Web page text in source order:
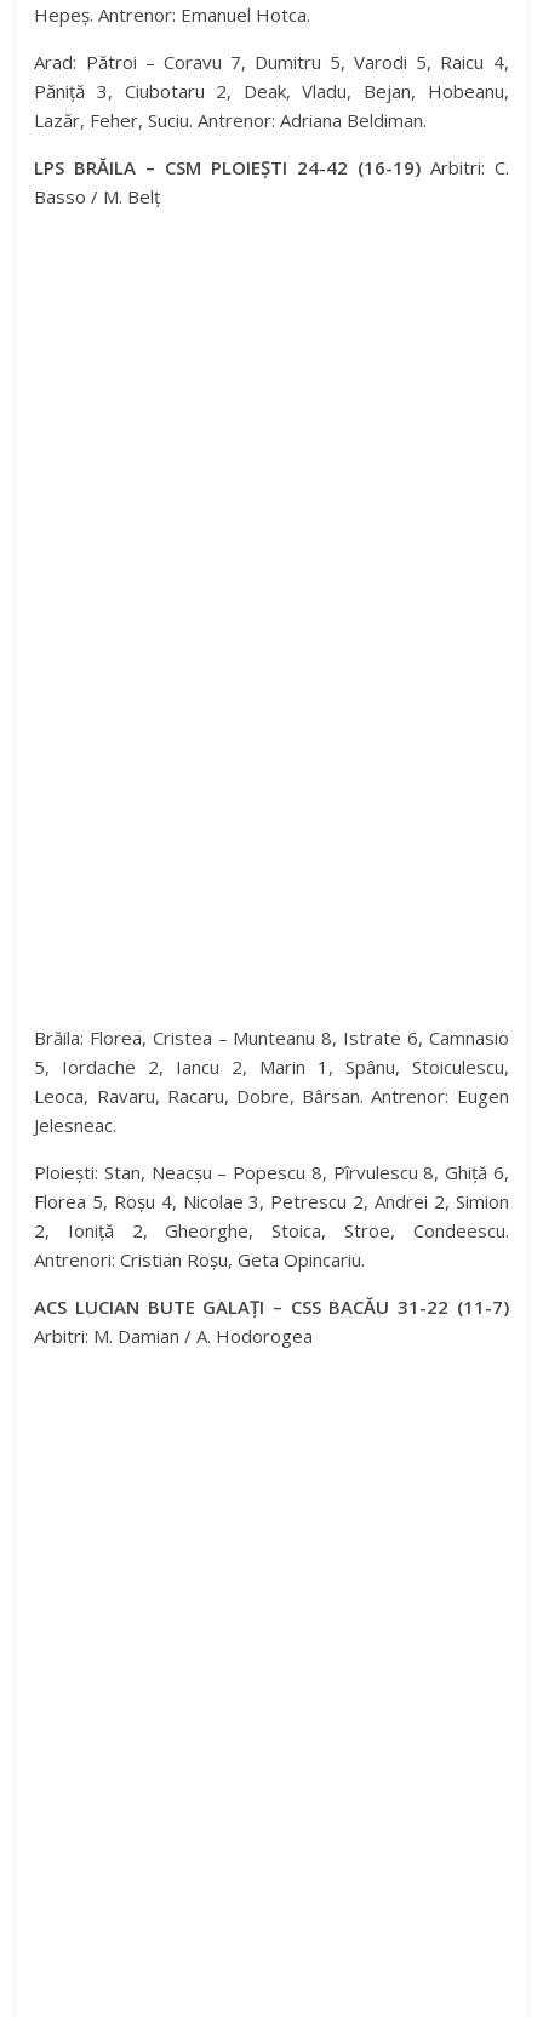
Hepeș. Antrenor: Emanuel Hotca.
Arad: Pătroi – Coravu 7, Dumitru 5, Varodi 5, Raicu 4,
Păniță 3, Ciubotaru 2, Deak, Vladu, Bejan, Hobeanu,
Lazăr, Feher, Suciu. Antrenor: Adriana Beldiman.
LPS BRĂILA – CSM PLOIEȘTI 24-42 (16-19)Arbitri: C.
Basso / M. Belț
Brăila: Florea, Cristea – Munteanu 8, Istrate 6, Camnasio
5, Iordache 2, Iancu 2, Marin 1, Spânu, Stoiculescu,
Leoca, Ravaru, Racaru, Dobre, Bârsan. Antrenor: Eugen
Jelesneac.
Ploiești: Stan, Neacșu – Popescu 8, Pîrvulescu 8, Ghiță 6,
Florea 5, Roșu 4, Nicolae 3, Petrescu 2, Andrei 2, Simion
2, Ioniță 2, Gheorghe, Stoica, Stroe, Condeescu.
Antrenori: Cristian Roșu, Geta Opincariu.
ACS LUCIAN BUTE GALAȚI – CSS BACĂU 31-22 (11-7)
Arbitri: M. Damian / A. Hodorogea